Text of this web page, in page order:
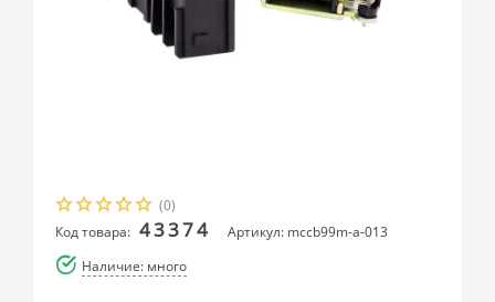
(0)
Код товара: 43374
Артикул: mccb99m-a-013
Наличие: много